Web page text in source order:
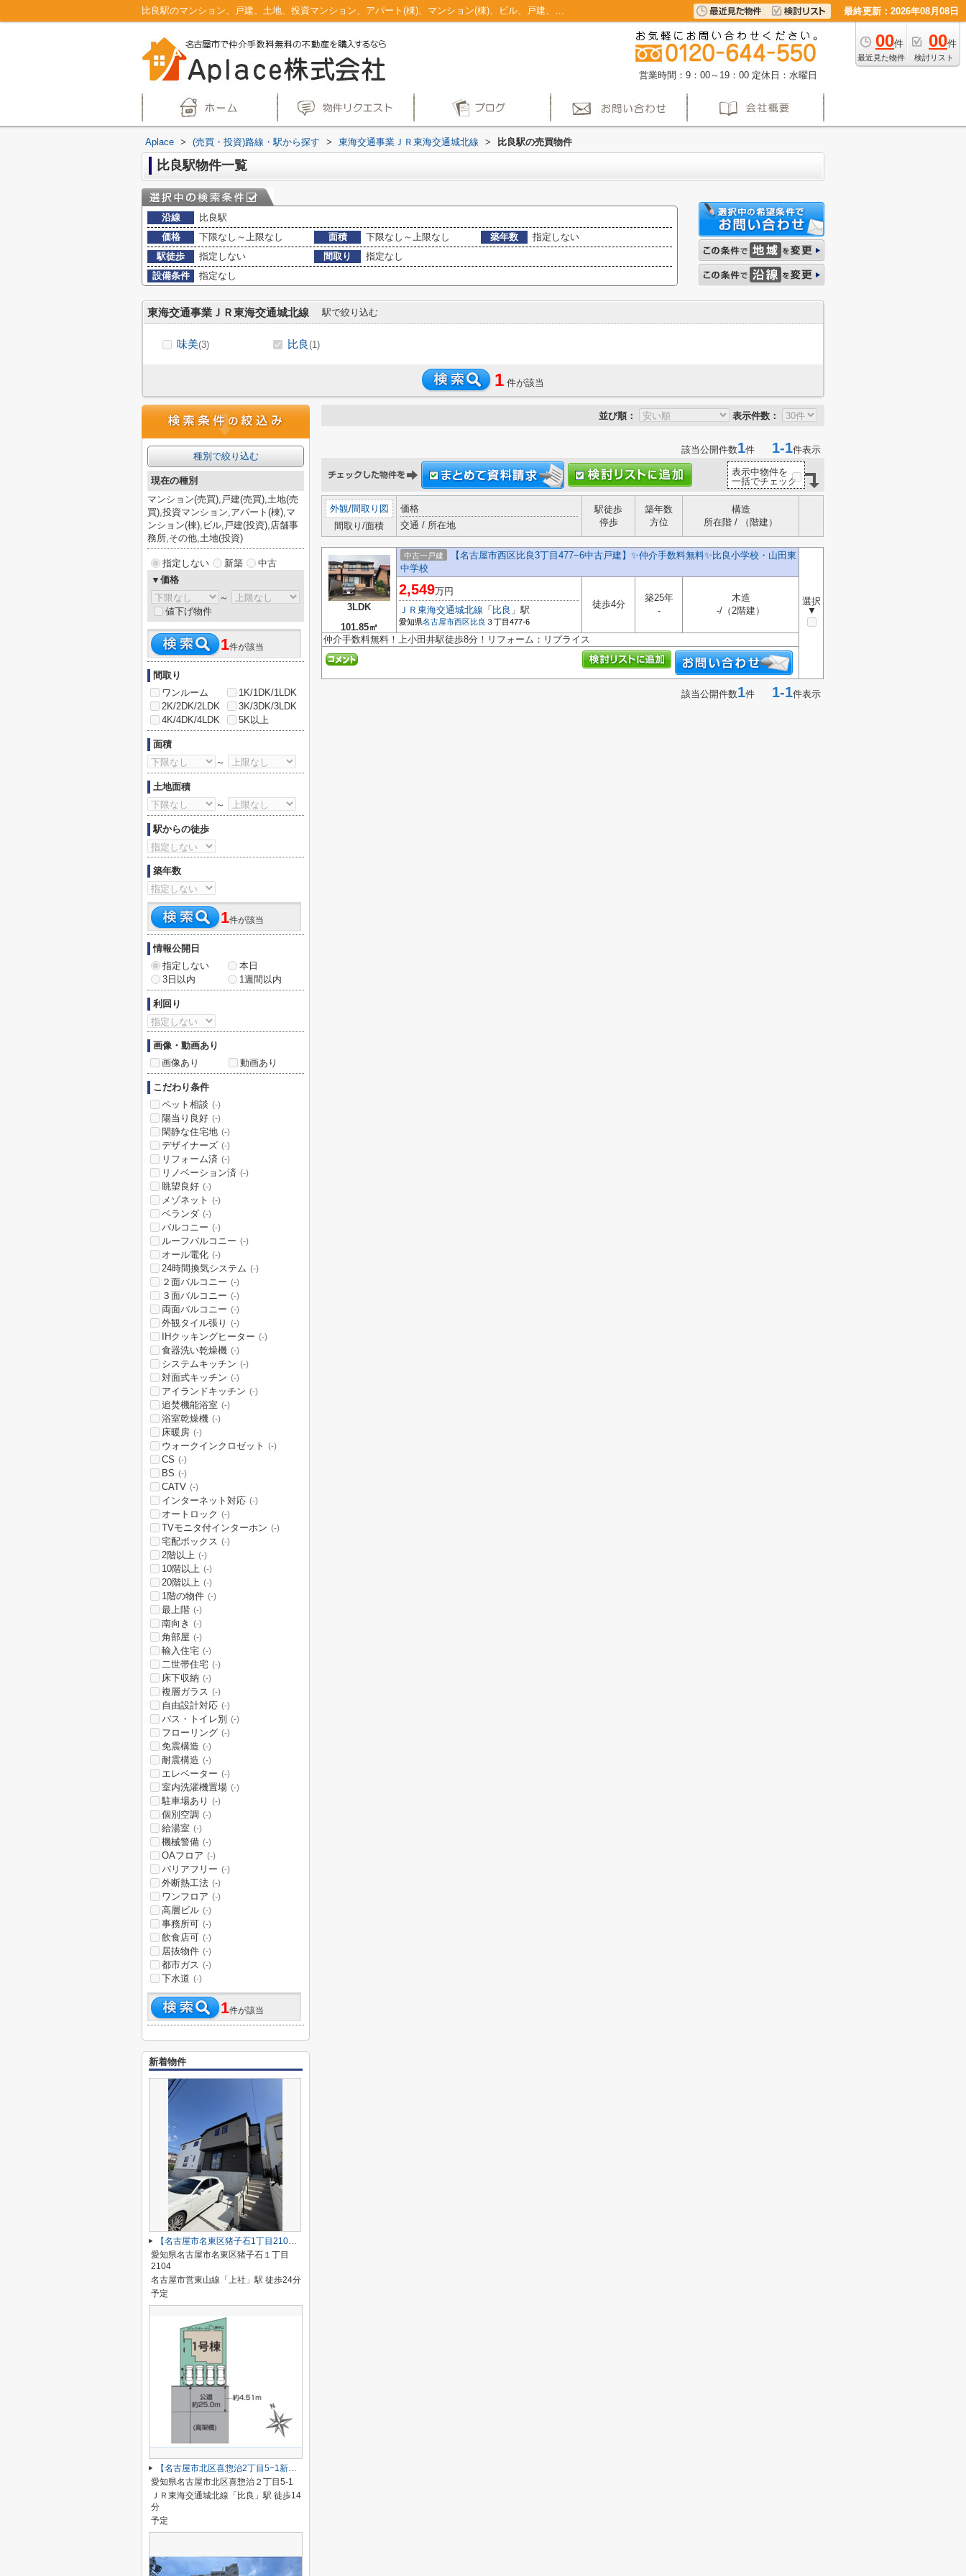
比良駅のマンション、戸建、土地、投資マンション、アパート(棟)、マンション(棟)、ビル、戸建、店舗事務所、その他、土地一覧｜仲介手数料無料！名古屋市で新築戸建てを探すならAplace 最終更新：2026年08月08日
00件
最近見た物件
00件
検討リスト
営業時間：9：00～19：00 定休日：水曜日
Aplace > (売買・投資)路線・駅から探す > 東海交通事業ＪＲ東海交通城北線 > 比良駅の売買物件
比良駅物件一覧
沿線
比良駅
価格
下限なし～上限なし 面積 下限なし～上限なし 築年数
指定しない
駅徒歩
指定しない 間取り
指定なし
設備条件
指定なし
東海交通事業ＪＲ東海交通城北線 駅で絞り込む
味美(3) 比良(1)
1 件が該当
並び順： 表示件数：
該当公開件数1件 1-1件表示
表示中物件を
一括でチェック
外観/間取り図
間取り/面積
価格
交通 / 所在地
駅徒歩
停歩
築年数
方位
構造
所在階 / （階建）
3LDK
101.85㎡
中古一戸建
【名古屋市西区比良3丁目477−6中古戸建】✨️仲介手数料無料✨️比良小学校・山田東
中学校
選択
▼
2,549万円
ＪＲ東海交通城北線 「 比良 」駅
愛知県名古屋市西区比良 ３丁目477-6
徒歩4分
築25年
-
木造
-/（2階建）
仲介手数料無料！上小田井駅徒歩8分！リフォーム：リプライス
該当公開件数1件 1-1件表示
種別で絞り込む
現在の種別
マンション(売買),戸建(売買),土地(売
買),投資マンション,アパート(棟),マ
ンション(棟),ビル,戸建(投資),店舗事
務所,その他,土地(投資)
指定しない 新築
中古
▼価格
～
値下げ物件
1件が該当
間取り
ワンルーム
1K/1DK/1LDK
2K/2DK/2LDK
3K/3DK/3LDK
4K/4DK/4LDK
5K以上
面積
～
土地面積
～
駅からの徒歩
築年数
1件が該当
情報公開日
指定しない
本日
3日以内
1週間以内
利回り
画像・動画あり
画像あり
動画あり
こだわり条件
ペット相談 (-)
陽当り良好 (-)
閑静な住宅地 (-)
デザイナーズ (-)
リフォーム済 (-)
リノベーション済 (-)
眺望良好 (-)
メゾネット (-)
ベランダ (-)
バルコニー (-)
ルーフバルコニー (-)
オール電化 (-)
24時間換気システム (-)
２面バルコニー (-)
３面バルコニー (-)
両面バルコニー (-)
外観タイル張り (-)
IHクッキングヒーター (-)
食器洗い乾燥機 (-)
システムキッチン (-)
対面式キッチン (-)
アイランドキッチン (-)
追焚機能浴室 (-)
浴室乾燥機 (-)
床暖房 (-)
ウォークインクロゼット (-)
CS (-)
BS (-)
CATV (-)
インターネット対応 (-)
オートロック (-)
TVモニタ付インターホン (-)
宅配ボックス (-)
2階以上 (-)
10階以上 (-)
20階以上 (-)
1階の物件 (-)
最上階 (-)
南向き (-)
角部屋 (-)
輸入住宅 (-)
二世帯住宅 (-)
床下収納 (-)
複層ガラス (-)
自由設計対応 (-)
バス・トイレ別 (-)
フローリング (-)
免震構造 (-)
耐震構造 (-)
エレベーター (-)
室内洗濯機置場 (-)
駐車場あり (-)
個別空調 (-)
給湯室 (-)
機械警備 (-)
OAフロア (-)
バリアフリー (-)
外断熱工法 (-)
ワンフロア (-)
高層ビル (-)
事務所可 (-)
飲食店可 (-)
居抜物件 (-)
都市ガス (-)
下水道 (-)
1件が該当
新着物件
【名古屋市名東区猪子石1丁目2104新築戸建2号棟】✨️仲介手数料無料✨️猪子石小学校・猪高中学校
愛知県名古屋市名東区猪子石１丁目
2104
名古屋市営東山線「上社」駅 徒歩24分
予定
【名古屋市北区喜惣治2丁目5−1新築戸建】仲介手数料無料！楠西小学校・楠中学校
愛知県名古屋市北区喜惣治２丁目5-1
ＪＲ東海交通城北線「比良」駅 徒歩14
分
予定